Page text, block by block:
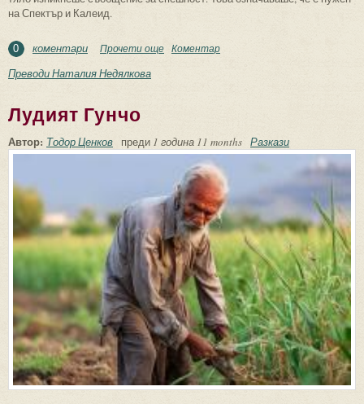
на Спектър и Калеид.
0 коментари Прочети още about Пътуване без движение
Коментар
Преводи Наталия Недялкова
Лудият Гунчо
Автор: Тодор Ценков преди 1 година 11 months Разкази